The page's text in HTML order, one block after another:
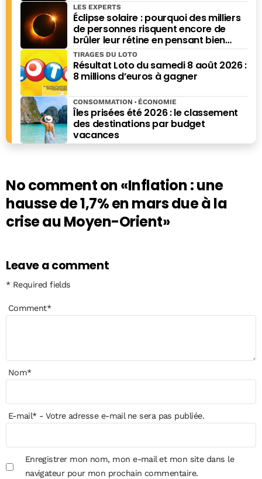
Éclipse solaire : pourquoi des milliers
de personnes risquent encore de
brûler leur rétine en pensant bien
faire
LES EXPERTS
Résultat Loto du samedi 8 août 2026 :
8 millions d’euros à gagner
TIRAGES DU LOTO
Îles prisées été 2026 : le classement
des destinations par budget
vacances
CONSOMMATION ÉCONOMIE
No comment on«Inflation : une
hausse de 1,7% en mars due à la
crise au Moyen-Orient»
Leave a comment
* Required fields
Comment*
Nom*
E-mail*- Votre adresse e-mail ne sera pas publiée.
Enregistrer mon nom, mon e-mail et mon site dans le
navigateur pour mon prochain commentaire.